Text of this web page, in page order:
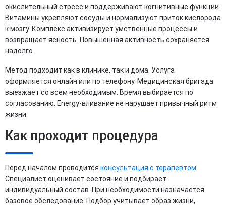
окислительный стресс и поддерживают когнитивные функции.
Витамины укрепляют сосуды и нормализуют приток кислорода
к мозгу. Комплекс активизирует умственные процессы и
возвращает ясность. Повышенная активность сохраняется
надолго.
Метод подходит как в клинике, так и дома. Услуга
оформляется онлайн или по телефону. Медицинская бригада
выезжает со всем необходимым. Время выбирается по
согласованию. Energy-вливание не нарушает привычный ритм
жизни.
Как проходит процедура
Перед началом проводится консультация с терапевтом
Специалист оценивает состояние и подбирает
индивидуальный состав. При необходимости назначается
базовое обследование. Подбор учитывает образ жизни,